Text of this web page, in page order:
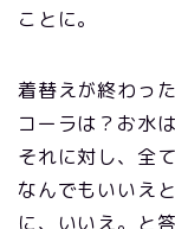
ことに。
着替えが終わっ
コーラは？お水
それに対し、全
なんでもいいえ
に、いいえ。と